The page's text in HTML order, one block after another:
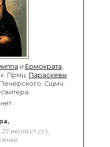
и Ермократа
Прмц. Параскевы
Сщмч.
июля ст.ст.),